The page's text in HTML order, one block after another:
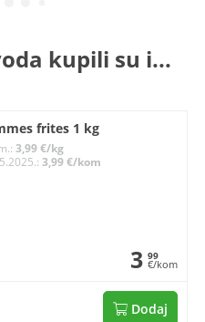
kupili su i...
frites 1 kg
3,99 €/kg
3,99 €/kom
3 99
€/kom
Dodaj